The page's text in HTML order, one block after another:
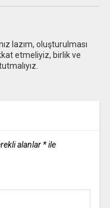
lazım, oluşturulması
etmeliyiz, birlik ve
alanlar *ile